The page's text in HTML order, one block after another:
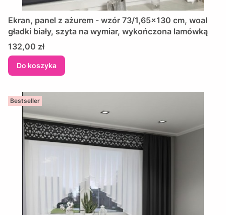
Ekran, panel z ażurem - wzór 73/1,65x130 cm, woal
gładki biały, szyta na wymiar, wykończona lamówką
Cena
132,00 zł
Do koszyka
Bestseller